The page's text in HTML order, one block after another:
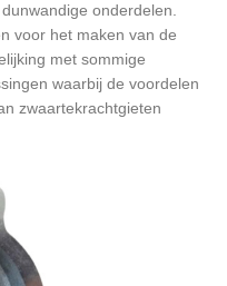
onderdelen.
voor het maken van de
met sommige
waarbij de voordelen
zwaartekrachtgieten